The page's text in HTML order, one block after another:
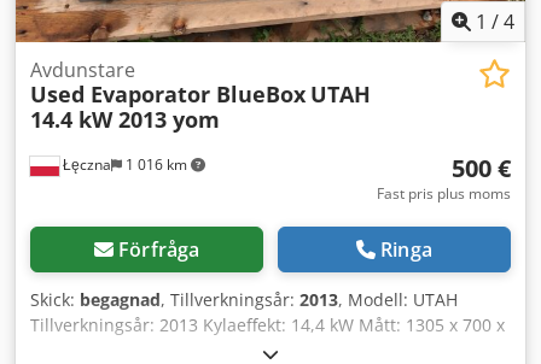
1 /4
Łęczna 1 016 km
Avdunstare
Used Evaporator BlueBox UTAH
14.4 kW 2013 yom
500 €
Fast pris plus moms
Förfråga Ringa
Skick: begagnad, Tillverkningsår: 2013, Modell: UTAH
Tillverkningsår: 2013 Kylaeffekt: 14,4 kW Mått: 1305 x 700 x
345 mm Vikt: 66 kg. Cedpfx Aoqrpd Sehajrf